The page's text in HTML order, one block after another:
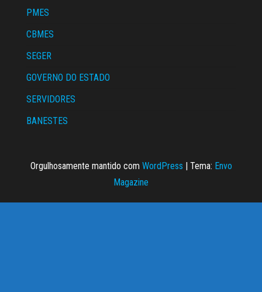
PMES
CBMES
SEGER
GOVERNO DO ESTADO
SERVIDORES
BANESTES
Orgulhosamente mantido com WordPress | Tema: Envo
Magazine